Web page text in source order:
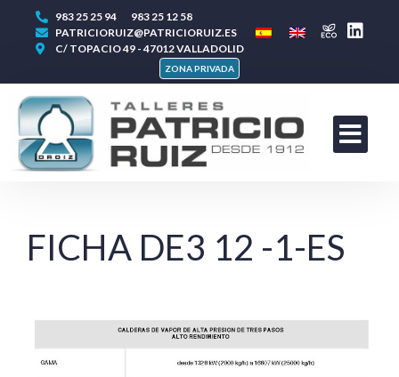
983 25 25 94
983 25 12 58
PATRICIORUIZ@PATRICIORUIZ.ES
C/ TOPACIO 49 - 47012 VALLADOLID
ZONA PRIVADA
FICHA DE3 12 -1-ES